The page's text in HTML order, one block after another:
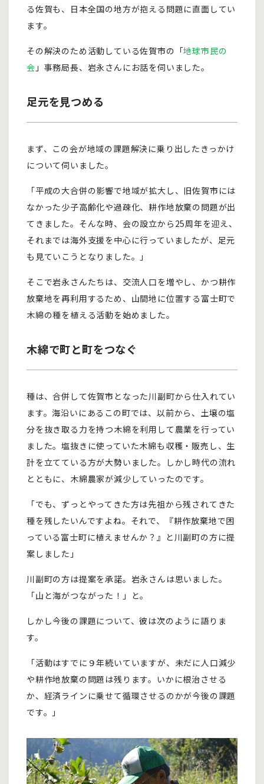
る佐賀も、日本全国の地方が抱える問題に直面してい
ます。
その解決のため活動している佐賀市の「地球市民の
会 」事務局長、岩永さんにお話を伺いました。
足元を見つめる
まず、この会が地域の課題解決に乗り出したきっかけ
について伺いました。
「平成の大合併の影響で地域が拡大し、旧佐賀市には
なかった少子高齢化や過疎化、耕作地放棄の問題が出
てきました。そんな時、会の設立から25周年を迎え、
それまでは海外支援を中心に行っていましたが、足元
も見ていこうとなりました。」
そこで岩永さんたちは、交流人口を増やし、かつ耕作
放棄地を再利用するため、山間地に位置する富士町で
木綿の種を植える活動を始めました。
木綿で町と町をつなぐ
種は、合併して佐賀市となった川副町から仕入れてい
ます。海沿いにあるこの町では、以前から、土壌の塩
分を抜き取る力を持つ木綿を利用して農業を行ってい
ました。塩抜きに使っていた木綿も収穫・販売し、生
計を立てている方が大勢いました。しかし時代の流れ
とともに、木綿農家が減少していったのです。
「でも、ずっとやってきた方は先祖から残されてきた
種を残したいんですよね。それで、『耕作放棄地で困
っている富士町に植えませんか？』と川副町の方に提
案しました」
川副町の方は提案を承諾。岩永さんは思いました。
「山と海がつながった！」と。
しかし今後の課題について、彼は次のように語りま
す。
「活動はすでに９年続いていますが、未だに人口減少
や耕作地放棄の問題は残ります。いかに根治させる
か、経済ラインに乗せて循環させるのかが今後の課題
です。」